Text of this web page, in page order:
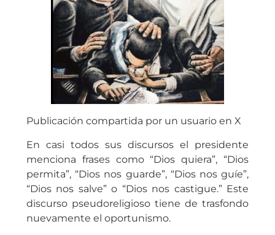
Publicación compartida por un usuario en X
En casi todos sus discursos el presidente
menciona frases como “Dios quiera”, “Dios
permita”, “Dios nos guarde”, “Dios nos guíe”,
“Dios nos salve” o “Dios nos castigue.” Este
discurso pseudoreligioso tiene de trasfondo
nuevamente el oportunismo.